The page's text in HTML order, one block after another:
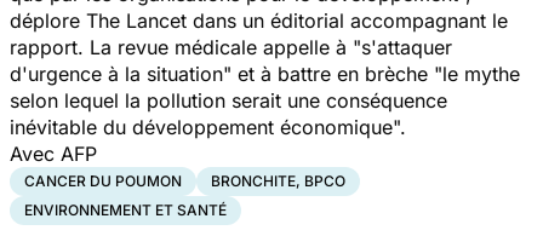
déplore The Lancet dans un éditorial accompagnant le
rapport. La revue médicale appelle à "s'attaquer
d'urgence à la situation" et à battre en brèche "le mythe
selon lequel la pollution serait une conséquence
inévitable du développement économique".
Avec AFP
CANCER DU POUMON
BRONCHITE, BPCO
ENVIRONNEMENT ET SANTÉ